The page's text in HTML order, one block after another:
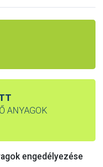
ANYAGOK
engedélyezése